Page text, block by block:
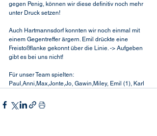
gegen Penig, können wir diese definitiv noch mehr
unter Druck setzen!
Auch Hartmannsdorf konnten wir noch einmal mit
einem Gegentreffer ärgern. Emil drückte eine
Freistoßflanke gekonnt über die Linie. -> Aufgeben
gibt es bei uns nicht!
Für unser Team spielten:
Paul,Anni,Max,Jonte,Jo, Gawin,Miley, Emil (1), Karl